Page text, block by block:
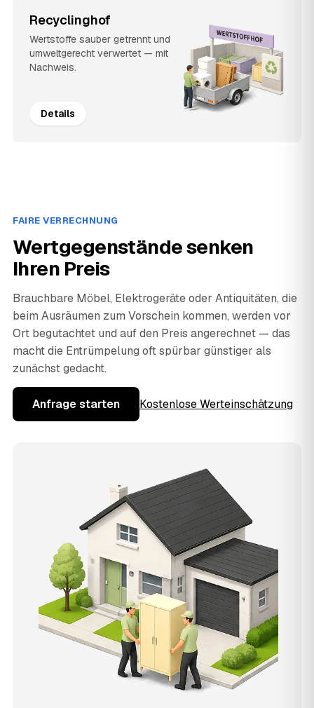
Recyclinghof
Wertstoffe sauber getrennt und
umweltgerecht verwertet — mit
Nachweis.
Details
FAIRE VERRECHNUNG
Wertgegenstände senken
Ihren Preis
Brauchbare Möbel, Elektrogeräte oder Antiquitäten, die
beim Ausräumen zum Vorschein kommen, werden vor
Ort begutachtet und auf den Preis angerechnet — das
macht die Entrümpelung oft spürbar günstiger als
zunächst gedacht.
Anfrage starten Kostenlose Werteinschätzung